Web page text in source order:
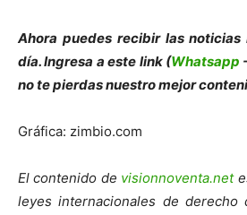
Ahora puedes recibir las noticias
día. Ingresa a este link (Whatsapp
no te pierdas nuestro mejor
Gráfica: zimbio.com
El contenido de visionnoventa.net
leyes internacionales de derecho